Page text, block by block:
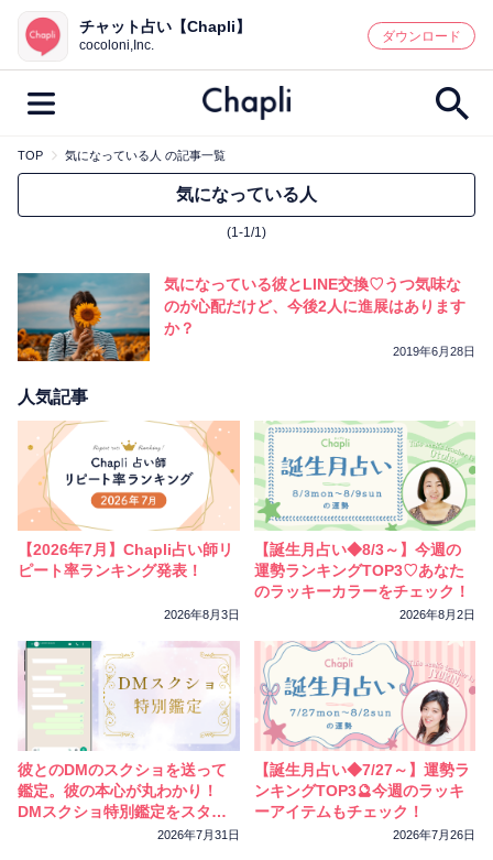
鑑定記事・占い師検索
最新記事一覧
カテゴリー別
鑑定 占い師
彼の気持ち
今週の運勢 彼氏 片思い 結婚
相性 復縁
チャット占い【Chapli】
cocoloni,Inc.
ダウンロード
TOP 気になっている人 の記事一覧
気になっている人
(1-1/1)
気になっている彼とLINE交換♡うつ気味な
のが心配だけど、今後2人に進展はあります
か？
2019年6月28日
人気記事
【2026年7月】Chapli占い師リ
ピート率ランキング発表！
2026年8月3日
【誕生月占い◆8/3～】今週の
運勢ランキングTOP3♡あなた
のラッキーカラーをチェック！
2026年8月2日
彼とのDMのスクショを送って
鑑定。彼の本心が丸わかり！
DMスクショ特別鑑定をスター
2026年7月31日
【誕生月占い◆7/27～】運勢ラ
ンキングTOP3🔮今週のラッキ
ーアイテムもチェック！
2026年7月26日